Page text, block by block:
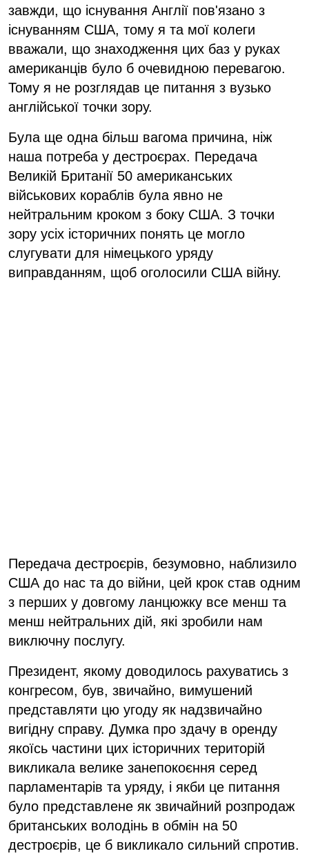
завжди, що існування Англії пов'язано з
існуванням США, тому я та мої колеги
вважали, що знаходження цих баз у руках
американців було б очевидною перевагою.
Тому я не розглядав це питання з вузько
англійської точки зору.
Була ще одна більш вагома причина, ніж
наша потреба у дестроєрах. Передача
Великій Британії 50 американських
військових кораблів була явно не
нейтральним кроком з боку США. З точки
зору усіх історичних понять це могло
слугувати для німецького уряду
виправданням, щоб оголосили США війну.
Передача дестроєрів, безумовно, наблизило
США до нас та до війни, цей крок став одним
з перших у довгому ланцюжку все менш та
менш нейтральних дій, які зробили нам
виключну послугу.
Президент, якому доводилось рахуватись з
конгресом, був, звичайно, вимушений
представляти цю угоду як надзвичайно
вигідну справу. Думка про здачу в оренду
якоїсь частини цих історичних територій
викликала велике занепокоєння серед
парламентарів та уряду, і якби це питання
було представлене як звичайний розпродаж
британських володінь в обмін на 50
дестроєрів, це б викликало сильний спротив.